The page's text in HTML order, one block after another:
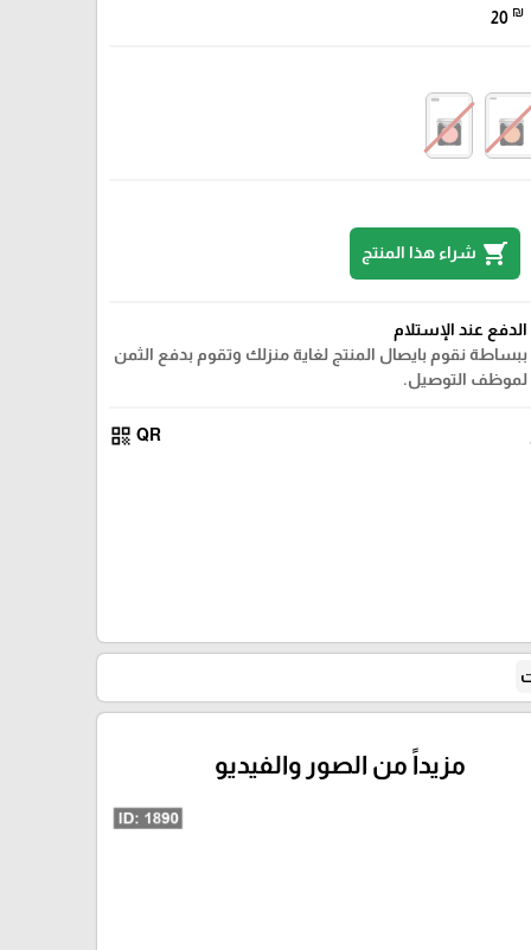
20 ₪
shopping_cart شراء هذا المنتج
الدفع عند الإستلام
ببساطة نقوم بايصال المنتج لغاية منزلك وتقوم بدفع الثمن
لموظف التوصيل.
QR
qr_code
مزيداً من الصور والفيديو